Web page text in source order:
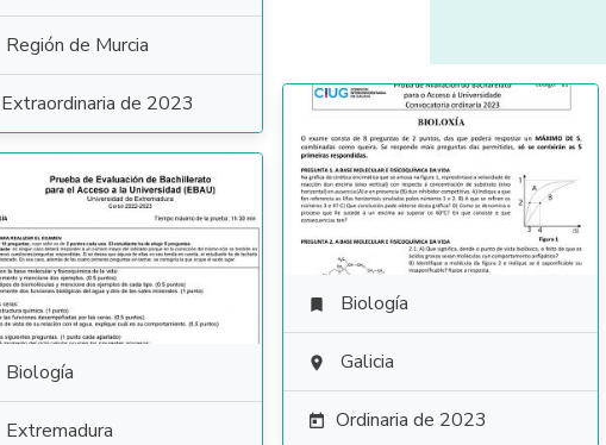
Región de Murcia
Extraordinaria de 2023
 Biología
 Galicia
 Ordinaria de 2023
Biología
Extremadura